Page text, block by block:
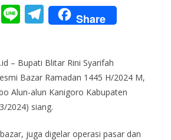
W Li T
el
gr
a
m
Share
– Bupati Blitar Rini Syarifah
Bazar Ramadan 1445 H/2024 M,
Alun-alun Kanigoro Kabupaten
2024) siang.
juga digelar operasi pasar dan